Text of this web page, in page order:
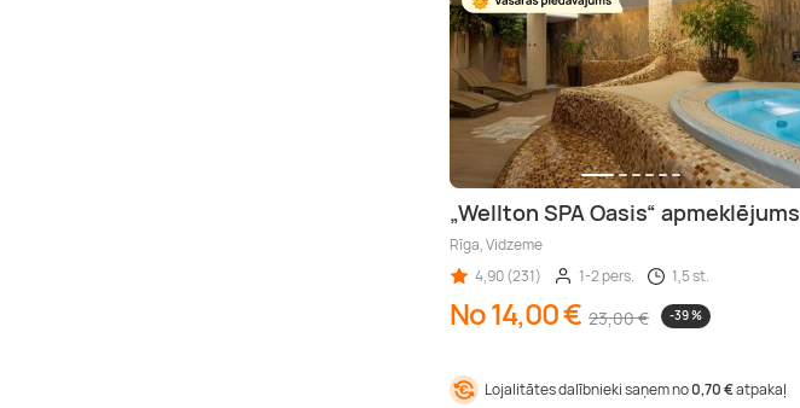
„Wellton SPA Oasis“ apmeklējums
Rīga, Vidzeme
4,90 (231)
1-2 pers. 1,5 st.
No 14,00 € 23,00 € -39 %
Lojalitātes dalībnieki saņem no0,70 €atpakaļ